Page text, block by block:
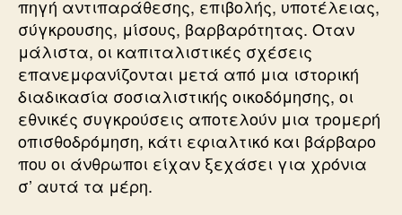
πηγή αντιπαράθεσης, επιβολής, υποτέλειας,
σύγκρουσης, μίσους, βαρβαρότητας. Οταν
μάλιστα, οι καπιταλιστικές σχέσεις
επανεμφανίζονται μετά από μια ιστορική
διαδικασία σοσιαλιστικής οικοδόμησης, οι
εθνικές συγκρούσεις αποτελούν μια τρομερή
οπισθοδρόμηση, κάτι εφιαλτικό και βάρβαρο
που οι άνθρωποι είχαν ξεχάσει για χρόνια
σ’ αυτά τα μέρη.